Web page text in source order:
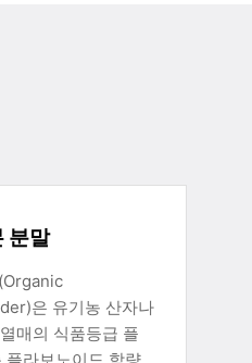
분말
은 유기농 산자나
매의 식품등급 플